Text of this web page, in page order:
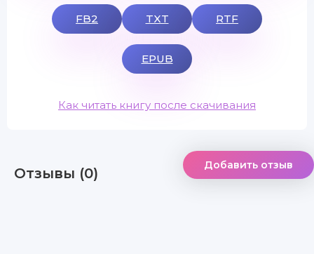
FB2 TXT RTF
EPUB
Как читать книгу после скачивания
Отзывы (0) Добавить отзыв